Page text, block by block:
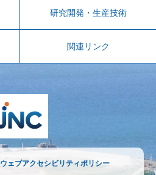
研究開発・生産技術
関連リンク
ウェブアクセシビリティポリシー